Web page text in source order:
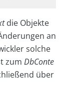
die Objekte
an
solche
zum DbConte
über